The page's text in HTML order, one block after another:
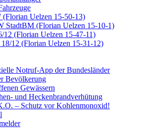
(Florian Uelzen 15-50-13)
StadtBM (Florian Uelzen 15-10-1)
12 (Florian Uelzen 15-47-11)
12 (Florian Uelzen 15-31-12)
Notruf-App der Bundesländer
Bevölkerung
Gewässern
und Heckenbrandverhütung
– Schutz vor Kohlenmonoxid!